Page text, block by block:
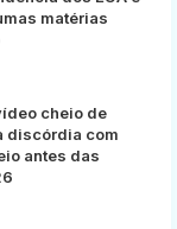
matérias
cheio de
discórdia com
antes das